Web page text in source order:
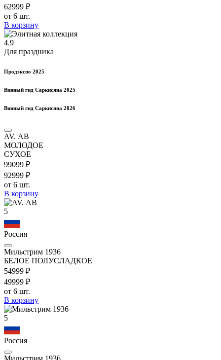
62999 ₽
от 6 шт.
В корзину
4.9
Для праздника
Продэкспо 2025
Винный гид Саркисяна 2025
Винный гид Саркисяна 2026
AV. АВ
МОЛОДОЕ
СУХОЕ
99099 ₽
92999 ₽
от 6 шт.
В корзину
5
Россия
Мильстрим 1936
БЕЛОЕ ПОЛУСЛАДКОЕ
54999 ₽
49999 ₽
от 6 шт.
В корзину
5
Россия
Мильстрим 1936